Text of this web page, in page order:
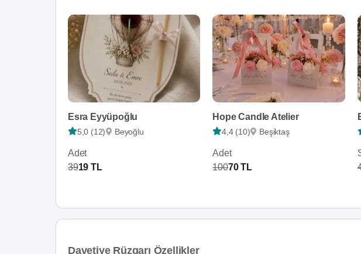
Esra Eyyüpoğlu
5,0 (12) Beyoğlu
Adet
3919 TL
Hope Candle Atelier
4,4 (10) Beşiktaş
Adet
10070 TL
Davetiye Rüzgarı Özellikler